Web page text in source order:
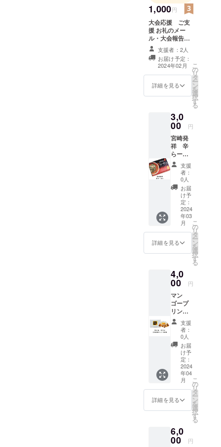
1,000円
大会応援 ご支
援 お礼のメー
ル・大会報告を
お送りさせてい
ただきます。
支援者：2人
お届け予定：
2024年02月
詳細を見る
こ
の
リ
タ
ー
ン
を
選
択
す
る
3,0
00 円
宮崎発
祥 辛
らーめ
ん 4食
入り
「原材
料及び
添加物
等の食
品表示
はお届
け商品
のラベ
ルに表
記され
ます。
封前に
は必ず
お届け
のリ
ターン
に貼付
された
ラベル
や注意
書きを
ご確認
くださ
い。」
支援
者：
0人
お届
け予
定：
2024
年03
月
詳細を見る
こ
の
リ
タ
ー
ン
を
選
択
す
る
4,0
00 円
マン
ゴープ
リン
(化粧箱
入り）
50個 賞
味期
限 常
温 180
支援
者：
0人
お届
け予
定：
2024
年04
月
詳細を見る
こ
の
リ
タ
ー
ン
を
選
択
す
る
6,0
00 円